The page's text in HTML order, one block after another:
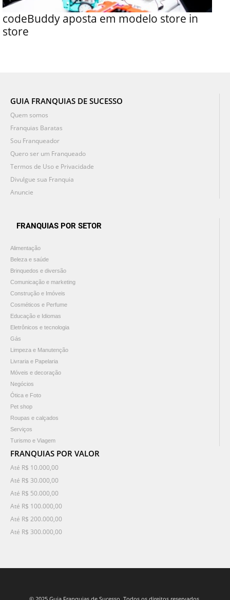
codeBuddy aposta em modelo store in
store
GUIA FRANQUIAS DE SUCESSO
Quem somos
Franquias Baratas
Sou Franqueador
Quero ser um Franqueado
Termos de Uso e Privacidade
Divulgue sua Franquia
Anuncie
FRANQUIAS POR SETOR
Alimentação
Beleza e saúde
Brinquedos e diversão
Comunicação e marketing
Construção e Imóveis
Cosméticos e Perfume
Educação e Idiomas
Eletrônicos e tecnologia
Gás
Limpeza e Manutenção
Livraria e Papelaria
Móveis e decoração
Negócios
Ótica e Foto
Pet shop
Roupas e calçados
Serviços
Turismo e Viagem
FRANQUIAS POR VALOR
Até R$ 10.000,00
Até R$ 30.000,00
Até R$ 50.000,00
Até R$ 100.000,00
Até R$ 200.000,00
Até R$ 300.000,00